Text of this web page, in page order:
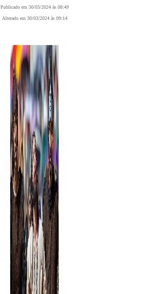
Publicado em 30/03/2024 às 08:49
Alterado em 30/03/2024 às 09:14